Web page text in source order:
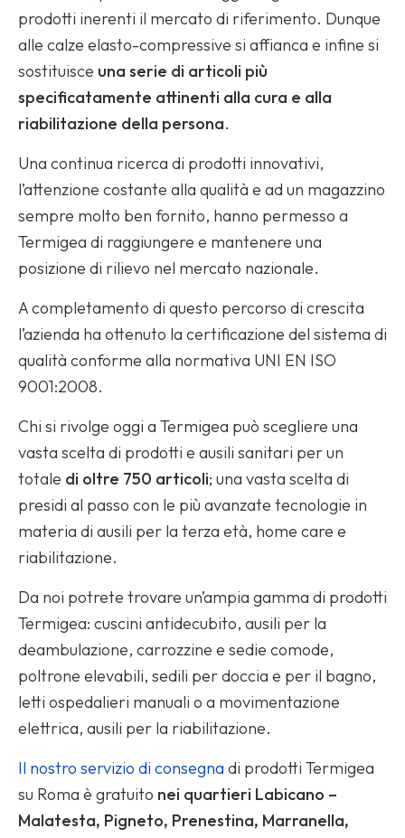
prodotti inerenti il mercato di riferimento. Dunque
alle calze elasto-compressive si affianca e infine si
sostituisce una serie di articoli più
specificatamente attinenti alla cura e alla
riabilitazione della persona.
Una continua ricerca di prodotti innovativi,
l’attenzione costante alla qualità e ad un magazzino
sempre molto ben fornito, hanno permesso a
Termigea di raggiungere e mantenere una
posizione di rilievo nel mercato nazionale.
A completamento di questo percorso di crescita
l’azienda ha ottenuto la certificazione del sistema di
qualità conforme alla normativa UNI EN ISO
9001:2008.
Chi si rivolge oggi a Termigea può scegliere una
vasta scelta di prodotti e ausili sanitari per un
totale di oltre 750 articoli; una vasta scelta di
presidi al passo con le più avanzate tecnologie in
materia di ausili per la terza età, home care e
riabilitazione.
Da noi potrete trovare un’ampia gamma di prodotti
Termigea: cuscini antidecubito, ausili per la
deambulazione, carrozzine e sedie comode,
poltrone elevabili, sedili per doccia e per il bagno,
letti ospedalieri manuali o a movimentazione
elettrica, ausili per la riabilitazione.
Il nostro servizio di consegna di prodotti Termigea
su Roma è gratuito nei quartieri Labicano –
Malatesta, Pigneto, Prenestina, Marranella,